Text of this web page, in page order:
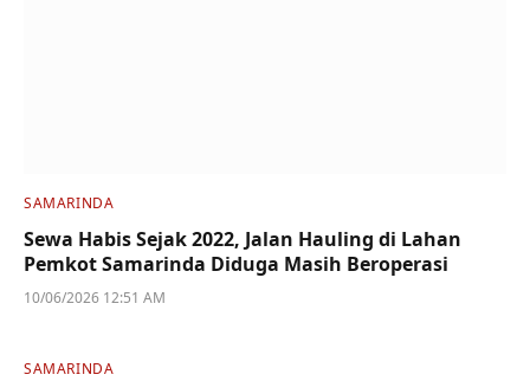
SAMARINDA
Sewa Habis Sejak 2022, Jalan Hauling di Lahan
Pemkot Samarinda Diduga Masih Beroperasi
10/06/2026 12:51 AM
SAMARINDA